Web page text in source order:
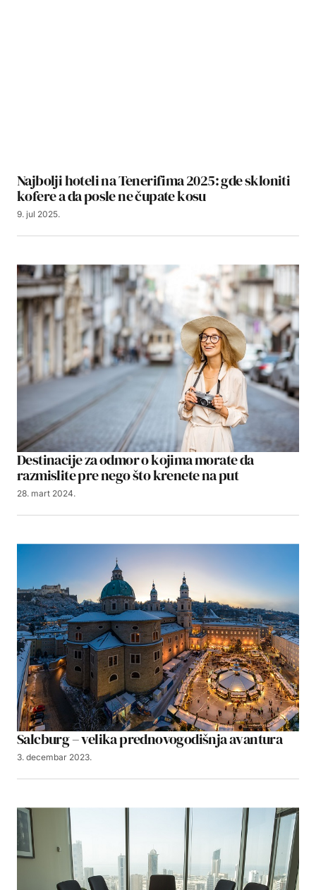
Najbolji hoteli na Tenerifima 2025: gde skloniti
kofere a da posle ne čupate kosu
9. jul 2025.
Destinacije za odmor o kojima morate da
razmislite pre nego što krenete na put
28. mart 2024.
Salcburg – velika prednovogodišnja avantura
3. decembar 2023.